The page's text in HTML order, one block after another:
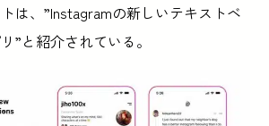
は、”Instagramの新しいテキストベ
”と紹介されている。